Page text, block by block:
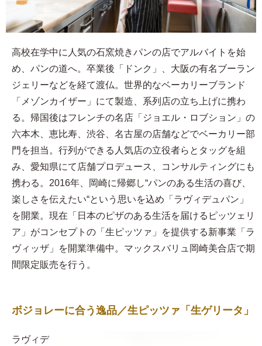
高校在学中に人気の石窯焼きパンの店でアルバイトを始
め、パンの道へ。卒業後「ドンク」、大阪の有名ブーラン
ジェリーなどを経て渡仏。世界的なベーカリーブランド
「メゾンカイザー」にて製造、系列店の立ち上げに携わ
る。帰国後はフレンチの名店「ジョエル・ロブション」の
六本木、恵比寿、渋谷、名古屋の店舗などでベーカリー部
門を担当。行列ができる人気店の立役者らとタッグを組
み、愛知県にて店舗プロデュース、コンサルティングにも
携わる。2016年、岡崎に帰郷し“パンのある生活の喜び、
楽しさを伝えたい“という思いを込め「ラヴィデュパン」
を開業。現在「日本のピザのある生活を届けるピッツェリ
ア」がコンセプトの「生ピッツァ」を提供する新事業「ラ
ヴィッザ」を開業準備中。マックスバリュ岡崎美合店で期
間限定販売を行う。
ボジョレーに合う逸品／生ピッツァ「生ゲリータ」
ラヴィデ